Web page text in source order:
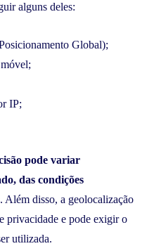
alguns deles:
Global);
IP;
pode variar
das condições
. Além disso, a geolocalização
privacidade e pode exigir o
utilizada.